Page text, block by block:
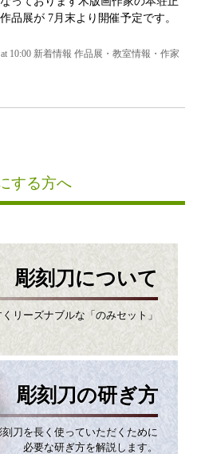
品展が 7月末より開催予定です。
at 10:00 新着情報 作品展・教室情報・作家
する方へ
彫刻刀について
リーズナブルな「のみセット」
彫刻刀の研ぎ方
刻刀を長く使っていただくために
必要な研ぎ方を解説します。